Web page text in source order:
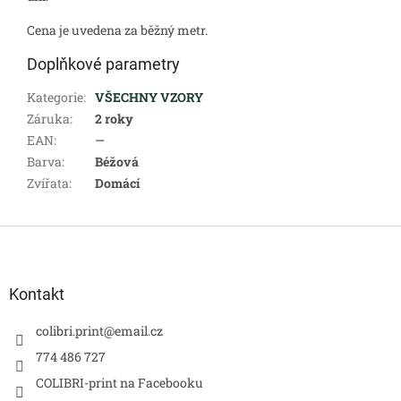
Cena je uvedena za běžný metr.
Doplňkové parametry
Kategorie: VŠECHNY VZORY
Záruka:
2 roky
EAN:
—
Barva:
Béžová
Zvířata: Domácí
Kontakt
colibri.print@email.cz
774 486 727
COLIBRI-print na Facebooku